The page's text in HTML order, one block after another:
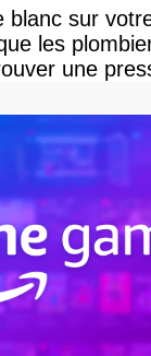
blanc sur
les
une